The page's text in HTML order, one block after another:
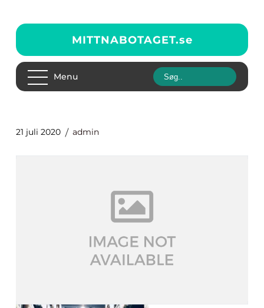
MITTNABOTAGET.se
Menu
21 juli 2020 admin